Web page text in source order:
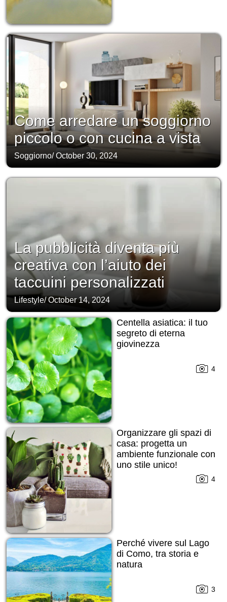
Come arredare un soggiorno
piccolo o con cucina a vista
Soggiorno/October 30, 2024
La pubblicità diventa più
creativa con l’aiuto dei
taccuini personalizzati
Lifestyle/October 14, 2024
Centella asiatica: il tuo
segreto di eterna
giovinezza
4
Organizzare gli spazi di
casa: progetta un
ambiente funzionale con
uno stile unico!
4
Perché vivere sul Lago
di Como, tra storia e
natura
3